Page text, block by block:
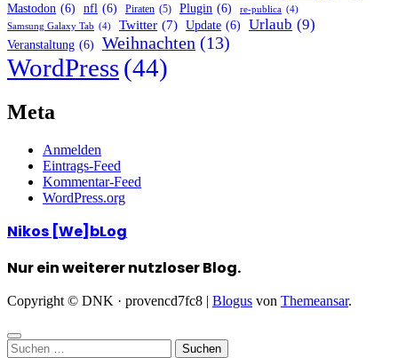
Mastodon (6) nfl (6) Piraten (5) Plugin (6) re-publica (4)
Samsung Galaxy Tab (4) Twitter (7) Update (6) Urlaub (9)
Veranstaltung (6) Weihnachten (13)
WordPress(44)
Meta
Anmelden
Eintrags-Feed
Kommentar-Feed
WordPress.org
Nikos [We]bLog
Nur ein weiterer nutzloser Blog.
Copyright © DNK · provencd7fc8 | Blogus von Themeansar.
Suchen